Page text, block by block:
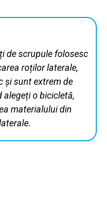
de scrupule folosesc
roților laterale,
și sunt extrem de
o bicicletă,
materialului din